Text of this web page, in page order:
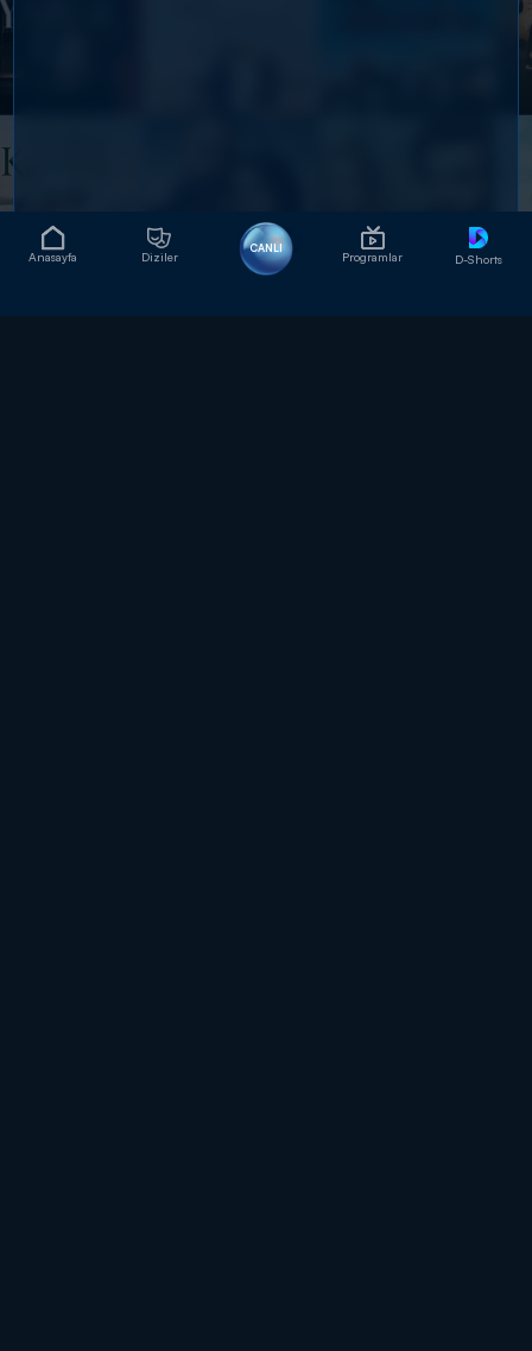
Anasayfa Diziler
CANLI
Programlar D-Shorts